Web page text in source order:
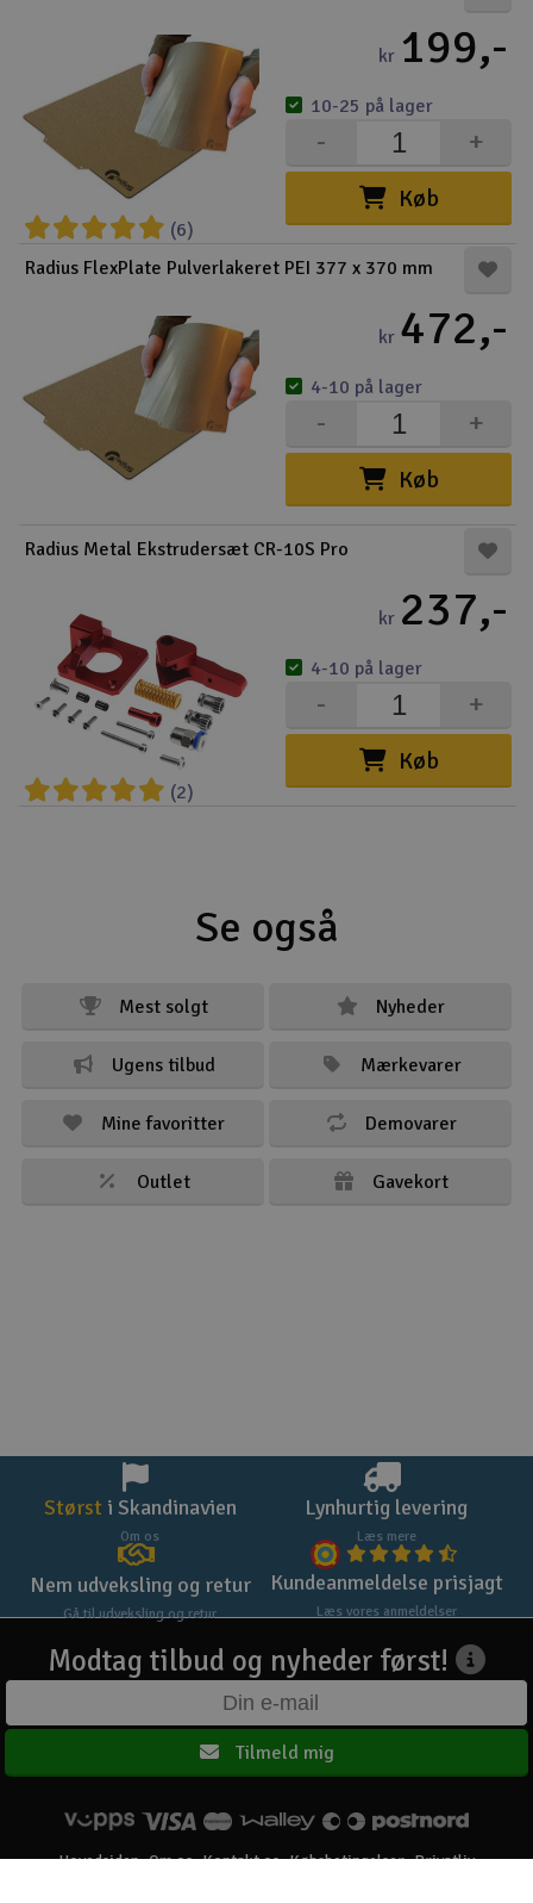
(6)
kr 199,-
Køb
+
-
10-25 på lager
Radius FlexPlate Pulverlakeret PEI 377 x 370 mm
kr 472,-
Køb
+
-
4-10 på lager
Radius Metal Ekstrudersæt CR-10S Pro
(2)
kr 237,-
Køb
+
-
4-10 på lager
Se også
Mest solgt Nyheder
Ugens tilbud Mærkevarer
Mine favoritter Demovarer
Outlet Gavekort
Størst i Skandinavien
Om os
Lynhurtig levering
Læs mere
Nem udveksling og retur
Gå til udveksling og retur
Kundeanmeldelse prisjagt
Læs vores anmeldelser
Modtag tilbud og nyheder først!
Tilmeld mig
Hovedsiden Om os Kontakt os Købsbetingelser Privatliv